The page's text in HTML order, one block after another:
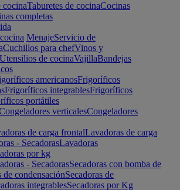
cocinaTaburetes de cocinaCocinas
completas
MenajeServicio de
Cuchillos para chefVinos y
Utensilios de cocinaVajillaBandejas
americanosFrigoríficos
Frigoríficos integrablesFrigoríficos
portátiles
verticalesCongeladores
de carga frontalLavadoras de carga
- SecadorasLavadoras
por kg
- SecadorasSecadoras con bomba de
de condensaciónSecadoras de
integrablesSecadoras por Kg